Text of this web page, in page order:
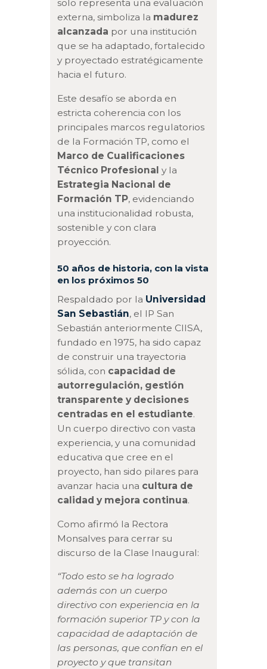
solo representa una evaluación
externa, simboliza la madurez
alcanzada por una institución
que se ha adaptado, fortalecido
y proyectado estratégicamente
hacia el futuro.
Este desafío se aborda en
estricta coherencia con los
principales marcos regulatorios
de la Formación TP, como el
Marco de Cualificaciones
Técnico Profesional y la
Estrategia Nacional de
Formación TP, evidenciando
una institucionalidad robusta,
sostenible y con clara
proyección.
50 años de historia, con la vista
en los próximos 50
Respaldado por la Universidad
San Sebastián, el IP San
Sebastián anteriormente CIISA,
fundado en 1975, ha sido capaz
de construir una trayectoria
sólida, con capacidad de
autorregulación, gestión
transparente y decisiones
centradas en el estudiante.
Un cuerpo directivo con vasta
experiencia, y una comunidad
educativa que cree en el
proyecto, han sido pilares para
avanzar hacia una cultura de
calidad y mejora continua.
Como afirmó la Rectora
Monsalves para cerrar su
discurso de la Clase Inaugural:
“Todo esto se ha logrado
además con un cuerpo
directivo con experiencia en la
formación superior TP y con la
capacidad de adaptación de
las personas, que confían en el
proyecto y que transitan